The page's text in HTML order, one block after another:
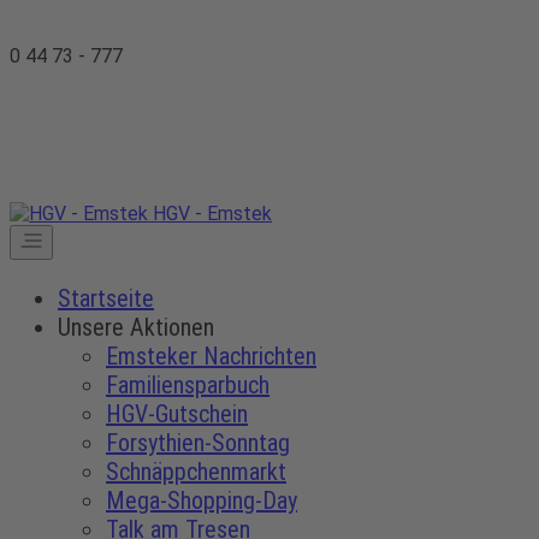
0 44 73 - 777
HGV - Emstek
Startseite
Unsere Aktionen
Emsteker Nachrichten
Familiensparbuch
HGV-Gutschein
Forsythien-Sonntag
Schnäppchenmarkt
Mega-Shopping-Day
Talk am Tresen